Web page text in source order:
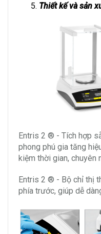
Thiết kế và sản
Entris 2 ® - Tích hợp
phong phú gia tăng
kiệm thời gian, chuyên
Entris 2 ® - Bộ chỉ thị
phía trước, giúp dễ